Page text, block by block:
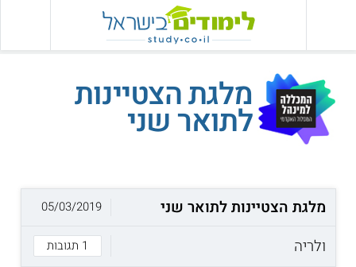
מלגת הצטיינות
לתואר שני
מלגת הצטיינות לתואר שני
ולריה
1 תגובות
05/03/2019